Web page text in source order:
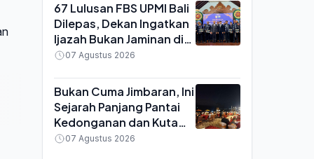
67 Lulusan FBS UPMI Bali
Dilepas, Dekan Ingatkan
Ijazah Bukan Jaminan di
Era Kecerdasan Buatan
07 Agustus 2026
Bukan Cuma Jimbaran, Ini
Sejarah Panjang Pantai
Kedonganan dan Kuta
yang Sering Tertutup
07 Agustus 2026